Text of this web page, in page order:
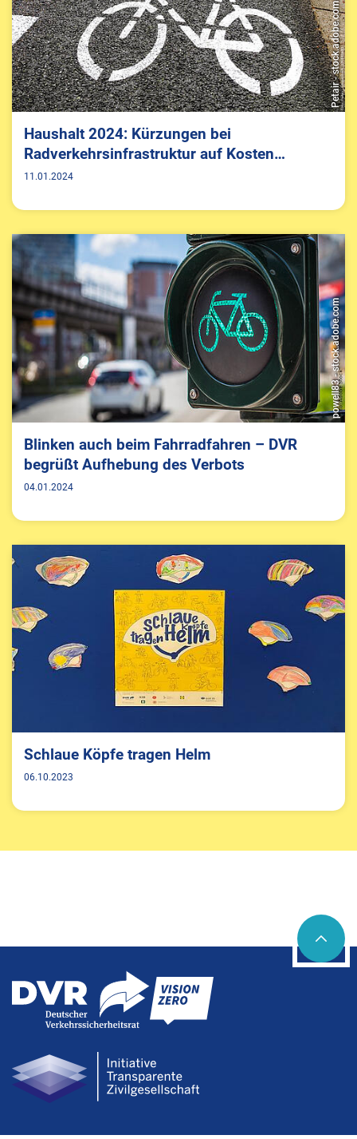
Petair - stock.adobe.com
Haushalt 2024: Kürzungen bei
Radverkehrsinfrastruktur auf Kosten…
11.01.2024
powell83 - stock.adobe.com
Blinken auch beim Fahrradfahren – DVR
begrüßt Aufhebung des Verbots
04.01.2024
Schlaue Köpfe tragen Helm
06.10.2023